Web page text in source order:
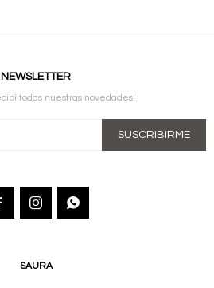
SAURA
NEWSLETTER
todas nuestras novedades!
SUSCRIBIRME
 